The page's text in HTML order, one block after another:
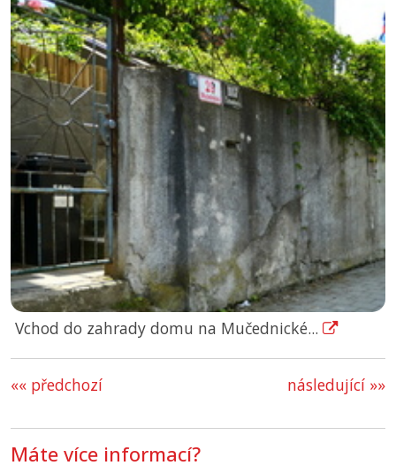
Vchod do zahrady domu na Mučednické...
«« předchozí následující »»
Máte více informací?